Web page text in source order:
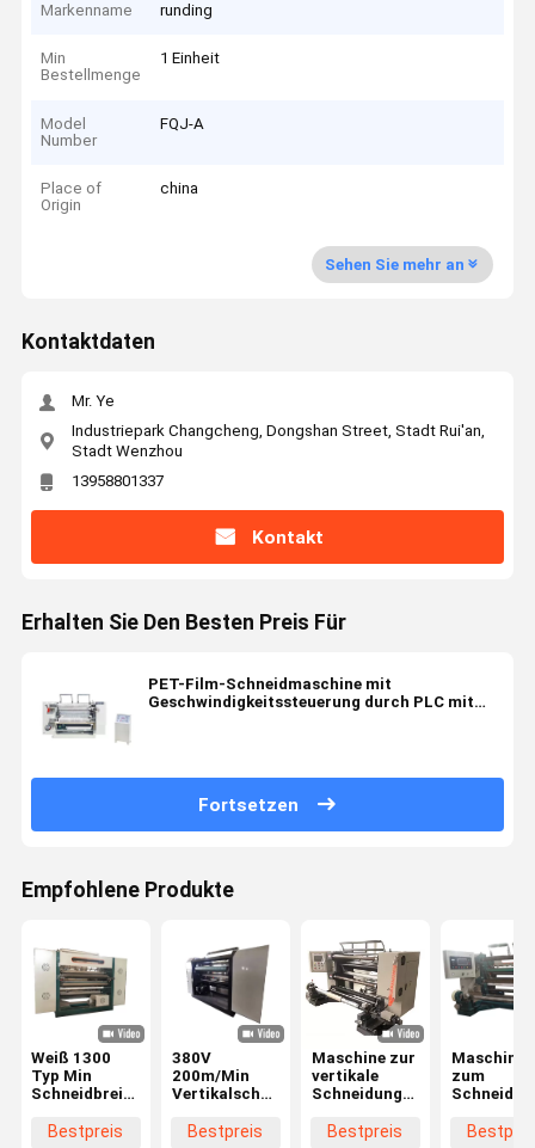
Markenname runding
Min
Bestellmenge
1 Einheit
Model
Number
FQJ-A
Place of
Origin
china
Sehen Sie mehr an
Kontaktdaten
Mr. Ye
Industriepark Changcheng, Dongshan Street, Stadt Rui'an,
Stadt Wenzhou
13958801337
Kontakt
Erhalten Sie Den Besten Preis Für
PET-Film-Schneidmaschine mit
Geschwindigkeitssteuerung durch PLC mit
Fortsetzen
Empfohlene Produkte
Weiß 1300
Typ Min
Schneidbreite
Vertikalschneidmaschine
Bestpreis
380V
200m/Min
Vertikalschneidemaschine
460mm
Bestpreis
Maschine zur
vertikale
Schneidung
Klinge 0-200
Bestpreis
Maschine
zum
Schneiden